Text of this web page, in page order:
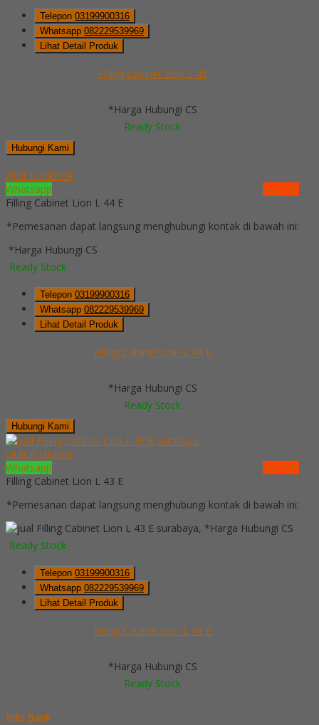
Telepon 03199900316
Whatsapp 082229539969
Lihat Detail Produk
Filling Cabinet Lion L 45
*Harga Hubungi CS
Ready Stock
Hubungi Kami
QUICK ORDER
Whatsapp
via SMS
Filling Cabinet Lion L 44 E
*Pemesanan dapat langsung menghubungi kontak di bawah ini:
*Harga Hubungi CS
Ready Stock
Telepon 03199900316
Whatsapp 082229539969
Lihat Detail Produk
Filling Cabinet Lion L 44 E
*Harga Hubungi CS
Ready Stock
Hubungi Kami
QUICK ORDER
Whatsapp
via SMS
Filling Cabinet Lion L 43 E
*Pemesanan dapat langsung menghubungi kontak di bawah ini:
*Harga Hubungi CS
Ready Stock
Telepon 03199900316
Whatsapp 082229539969
Lihat Detail Produk
Filling Cabinet Lion L 43 E
*Harga Hubungi CS
Ready Stock
Info Bank